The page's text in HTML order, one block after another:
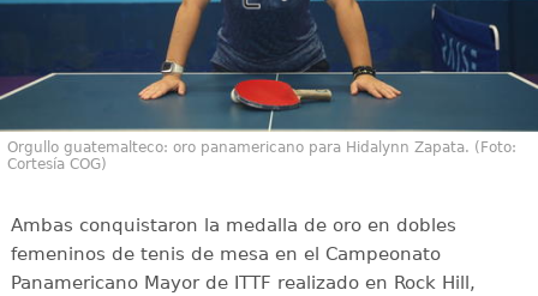
Orgullo guatemalteco: oro panamericano para Hidalynn Zapata. (Foto:
Cortesía COG)
Ambas conquistaron la medalla de oro en dobles
femeninos de tenis de mesa en el Campeonato
Panamericano Mayor de ITTF realizado en Rock Hill,